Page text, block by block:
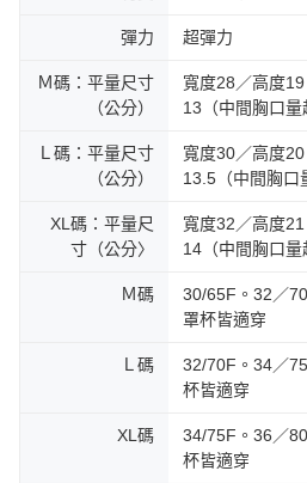
彈力 超彈力
Ｍ碼：平量尺寸
（公分）
寬度28／高度
13（中間胸口量
Ｌ碼：平量尺寸
（公分）
寬度30／高度
13.5（中間胸口
XL碼：平量尺
寸（公分〉
寬度32／高度
14（中間胸口量
Ｍ碼
30/65F。32／
罩杯皆適穿
Ｌ碼
32/70F。34／
杯皆適穿
XL碼
34/75F。36／
杯皆適穿